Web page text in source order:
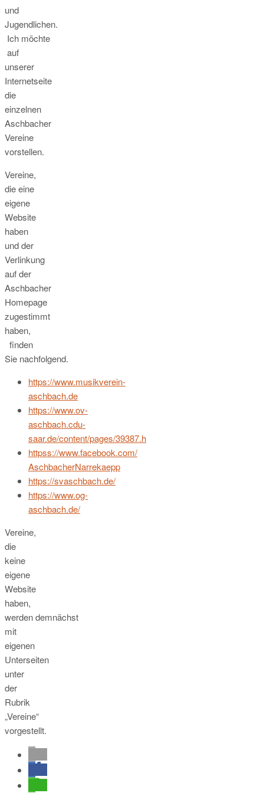
und
Jugendlichen.
Ich möchte
auf
unserer
Internetseite
die
einzelnen
Aschbacher
Vereine
vorstellen.
Vereine,
die eine
eigene
Website
haben
und der
Verlinkung
auf der
Aschbacher
Homepage
zugestimmt
haben,
finden
Sie nachfolgend.
https://www.musikverein-
aschbach.de
https://www.ov-
aschbach.cdu-
saar.de/content/pages/39387.h
httpss://www.facebook.com/
AschbacherNarrekaepp
https://svaschbach.de/
https://www.og-
aschbach.de/
Vereine,
die
keine
eigene
Website
haben,
werden demnächst
mit
eigenen
Unterseiten
unter
der
Rubrik
„Vereine“
vorgestellt.